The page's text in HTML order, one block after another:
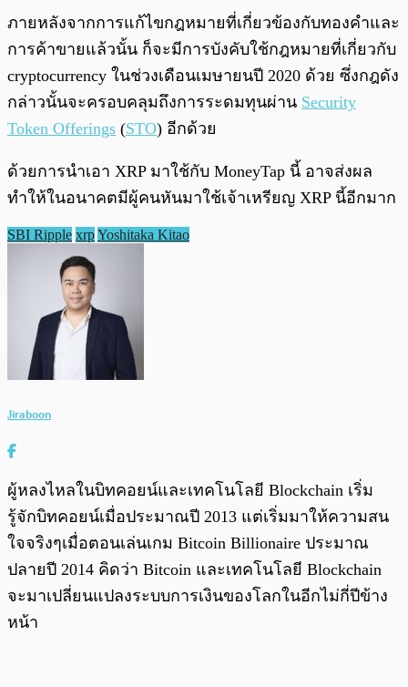
ภายหลังจากการแก้ไขกฎหมายที่เกี่ยวข้องกับทองคำและ
การค้าขายแล้วนั้น ก็จะมีการบังคับใช้กฎหมายที่เกี่ยวกับ
cryptocurrency ในช่วงเดือนเมษายนปี 2020 ด้วย ซึ่งกฎดัง
กล่าวนั้นจะครอบคลุมถึงการระดมทุนผ่าน Security
Token Offerings (STO) อีกด้วย
ด้วยการนำเอา XRP มาใช้กับ MoneyTap นี้ อาจส่งผล
ทำให้ในอนาคตมีผู้คนหันมาใช้เจ้าเหรียญ XRP นี้อีกมาก
SBI Ripple xrpYoshitaka Kitao
Jiraboon
ผู้หลงไหลในบิทคอยน์และเทคโนโลยี Blockchain เริ่ม
รู้จักบิทคอยน์เมื่อประมาณปี 2013 แต่เริ่มมาให้ความสน
ใจจริงๆเมื่อตอนเล่นเกม Bitcoin Billionaire ประมาณ
ปลายปี 2014 คิดว่า Bitcoin และเทคโนโลยี Blockchain
จะมาเปลี่ยนแปลงระบบการเงินของโลกในอีกไม่กี่ปีข้าง
หน้า